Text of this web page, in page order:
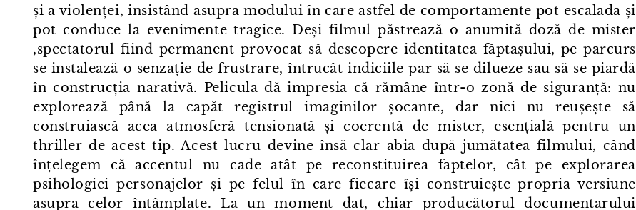
și a violenței, insistând asupra modului în care astfel de comportamente pot escalada și
pot conduce la evenimente tragice. Deși filmul păstrează o anumită doză de mister
,spectatorul fiind permanent provocat să descopere identitatea făptașului, pe parcurs
se instalează o senzație de frustrare, întrucât indiciile par să se dilueze sau să se piardă
în construcția narativă. Pelicula dă impresia că rămâne într⁠-⁠o zonă de siguranță: nu
explorează până la capăt registrul imaginilor șocante, dar nici nu reușește să
construiască acea atmosferă tensionată și coerentă de mister, esențială pentru un
thriller de acest tip. Acest lucru devine însă clar abia după jumătatea filmului, când
înțelegem că accentul nu cade atât pe reconstituirea faptelor, cât pe explorarea
psihologiei personajelor și pe felul în care fiecare își construiește propria versiune
asupra celor întâmplate. La un moment dat, chiar producătorul documentarului